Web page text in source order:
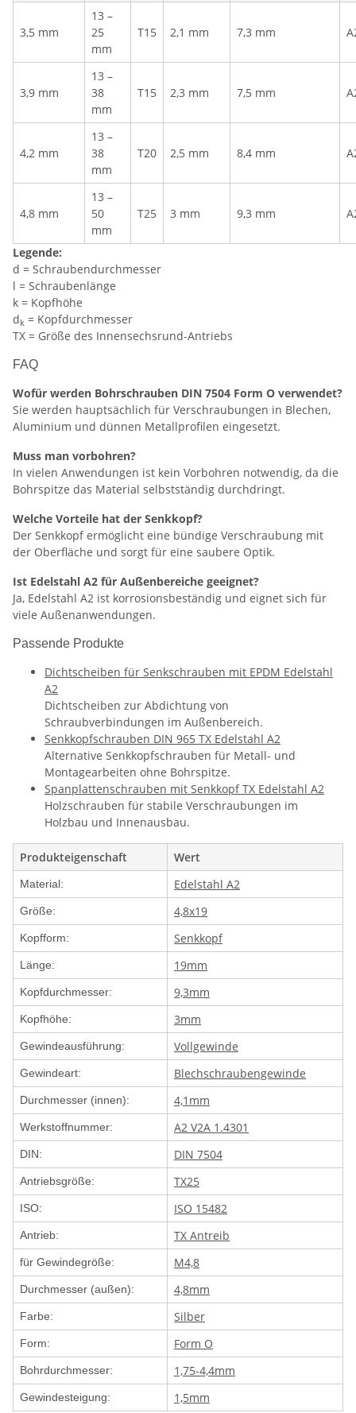
3,5 mm
13 –
25
mm
T15 2,1 mm 7,3 mm
3,9 mm
13 –
38
mm
T15 2,3 mm 7,5 mm
4,2 mm
13 –
38
mm
T20 2,5 mm 8,4 mm
4,8 mm
13 –
50
mm
T25 3 mm 9,3 mm
Legende:
d = Schraubendurchmesser
l = Schraubenlänge
k = Kopfhöhe
dk = Kopfdurchmesser
TX = Größe des Innensechsrund-Antriebs
FAQ
Wofür werden Bohrschrauben DIN 7504 Form O verwendet?
Sie werden hauptsächlich für Verschraubungen in Blechen,
Aluminium und dünnen Metallprofilen eingesetzt.
Muss man vorbohren?
In vielen Anwendungen ist kein Vorbohren notwendig, da die
Bohrspitze das Material selbstständig durchdringt.
Welche Vorteile hat der Senkkopf?
Der Senkkopf ermöglicht eine bündige Verschraubung mit
der Oberfläche und sorgt für eine saubere Optik.
Ist Edelstahl A2 für Außenbereiche geeignet?
Ja, Edelstahl A2 ist korrosionsbeständig und eignet sich für
viele Außenanwendungen.
Passende Produkte
Dichtscheiben für Senkschrauben mit EPDM Edelstahl
A2
Dichtscheiben zur Abdichtung von
Schraubverbindungen im Außenbereich.
Senkkopfschrauben DIN 965 TX Edelstahl A2
Alternative Senkkopfschrauben für Metall- und
Montagearbeiten ohne Bohrspitze.
Spanplattenschrauben mit Senkkopf TX Edelstahl A2
Holzschrauben für stabile Verschraubungen im
Holzbau und Innenausbau.
Produkteigenschaft Wert
Material: Edelstahl A2
Größe: 4,8x19
Kopfform: Senkkopf
Länge: 19mm
Kopfdurchmesser: 9,3mm
Kopfhöhe: 3mm
Gewindeausführung: Vollgewinde
Gewindeart: Blechschraubengewinde
Durchmesser (innen): 4,1mm
Werkstoffnummer: A2 V2A 1.4301
DIN: DIN 7504
Antriebsgröße: TX25
ISO: ISO 15482
Antrieb: TX Antreib
für Gewindegröße: M4,8
Durchmesser (außen): 4,8mm
Farbe: Silber
Form: Form O
Bohrdurchmesser: 1,75-4,4mm
Gewindesteigung: 1,5mm